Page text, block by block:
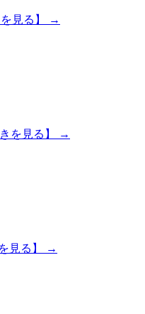
を見る】 →
きを見る】 →
を見る】 →